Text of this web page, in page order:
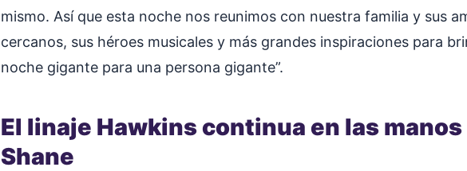
mismo. Así que esta noche nos reunimos con nuestra familia y sus
cercanos, sus héroes musicales y más grandes inspiraciones para
noche gigante para una persona gigante”.
El linaje Hawkins continua en las manos
Shane